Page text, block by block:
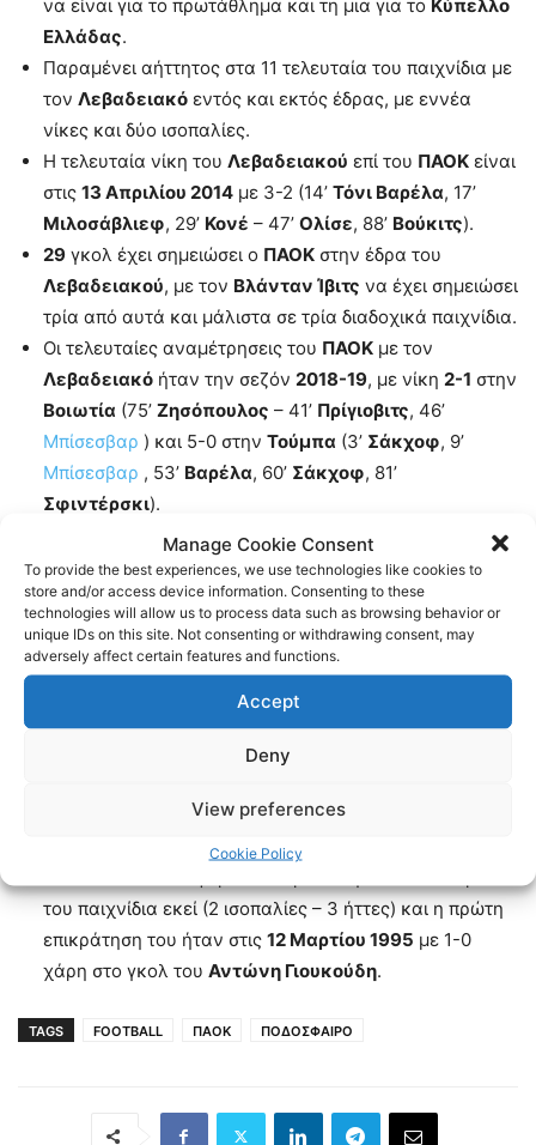
Manage Cookie Consent
To provide the best experiences, we use technologies like cookies to
store and/or access device information. Consenting to these
technologies will allow us to process data such as browsing behavior or
unique IDs on this site. Not consenting or withdrawing consent, may
adversely affect certain features and functions.
Accept
Deny
View preferences
Cookie Policy
να είναι για το πρωτάθλημα και τη μια για το Κύπελλο
Ελλάδας.
Παραμένει αήττητος στα 11 τελευταία του παιχνίδια με
τον Λεβαδειακό εντός και εκτός έδρας, με εννέα
νίκες και δύο ισοπαλίες.
Η τελευταία νίκη του Λεβαδειακού επί του ΠΑΟΚ είναι
στις 13 Απριλίου 2014 με 3-2 (14’ Τόνι Βαρέλα, 17’
Μιλοσάβλιεφ, 29’ Κονέ – 47’ Ολίσε, 88’ Βούκιτς).
29 γκολ έχει σημειώσει ο ΠΑΟΚ στην έδρα του
Λεβαδειακού, με τον Βλάνταν Ίβιτς να έχει σημειώσει
τρία από αυτά και μάλιστα σε τρία διαδοχικά παιχνίδια.
Οι τελευταίες αναμέτρησεις του ΠΑΟΚ με τον
Λεβαδειακό ήταν την σεζόν 2018-19, με νίκη 2-1 στην
Βοιωτία (75’ Ζησόπουλος – 41’ Πρίγιοβιτς, 46’
Μπίσεσβαρ ) και 5-0 στην Τούμπα (3’ Σάκχοφ, 9’
Μπίσεσβαρ , 53’ Βαρέλα, 60’ Σάκχοφ, 81’
Σφιντέρσκι).
Οι τρεις από τις επτά νίκες τουΠΑΟΚ
με τον
Λεβαδειακόείναι με σκορ1-0, ενώ υπάρχουν ακόμη
δύο με2-1. Το παζλ συμπληρώνουν το3-0και το
Από την άλλη πλευρά, οΛεβαδειακόςέχει έξι νίκες
που είναι όλες με διαφορετικό σκορ.
Μόλις σε δύο αναμετρήσεις δεν έχουν σημειωθεί γκολ,
ομάδες έχει παρουσιαστεί δύο φορές το 2-2, ενώ
Η πρώτη αναμέτρηση ανάμεσα στις δύο ομάδες ήταν
4 Οκτωβρίου 1987, με νίκη
του παιχνίδια εκεί (2 ισοπαλίες – 3 ήττες) και η πρώτη
επικράτηση του ήταν στις 12 Μαρτίου 1995 με 1-0
χάρη στο γκολ του Αντώνη Γιουκούδη.
TAGS FOOTBALL ΠΑΟΚ ΠΟΔΟΣΦΑΙΡΟ